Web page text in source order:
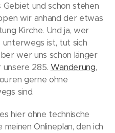
und schon stehen
wir anhand der etwas
Kirche. Und ja, wer
unterwegs ist, tut sich
wer uns schon länger
unsere 285. Wanderung,
gerne ohne
sind.
hier ohne technische
Onlineplan, den ich